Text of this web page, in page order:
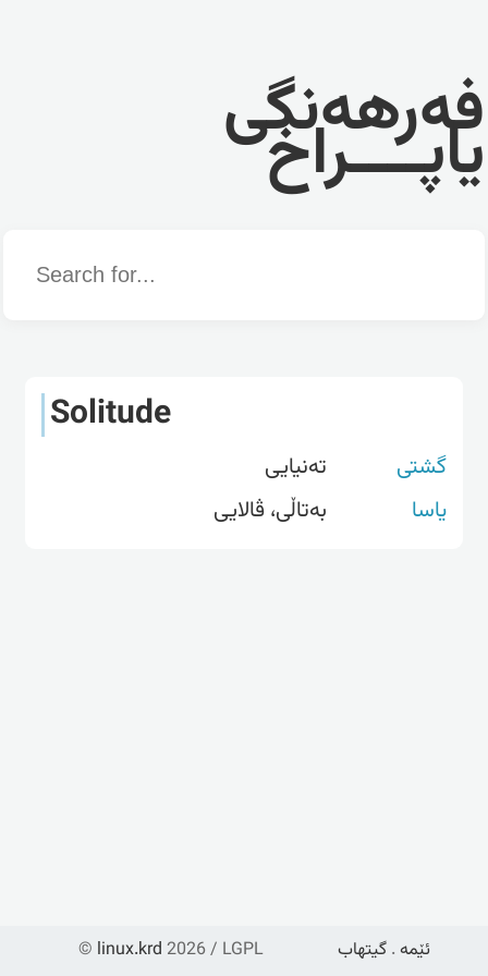
فەرهەنگی
یاپــــراخ
Word
Solitude
گشتی
تەنیایی
یاسا
بەتاڵی، ڤالایی
© linux.krd 2026 / LGPL ئێمە . گیتهاب